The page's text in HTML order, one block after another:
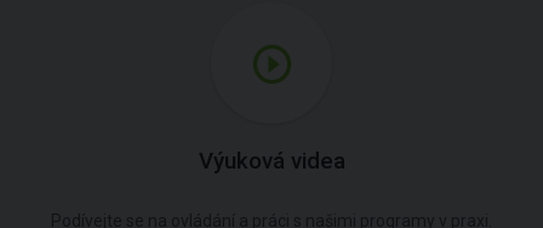
Výuková videa